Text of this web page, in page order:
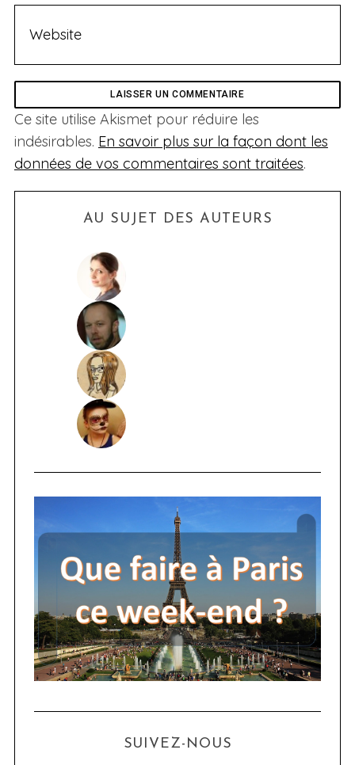
Ce site utilise Akismet pour réduire les
indésirables. En savoir plus sur la façon dont les
données de vos commentaires sont traitées.
AU SUJET DES AUTEURS
SUIVEZ-NOUS